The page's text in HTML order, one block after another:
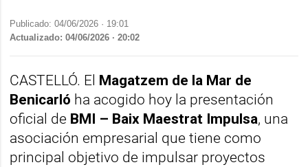
Publicado: 04/06/2026 · 19:01
Actualizado: 04/06/2026 · 20:02
CASTELLÓ. El Magatzem de la Mar de
Benicarló ha acogido hoy la presentación
oficial de BMI – Baix Maestrat Impulsa, una
asociación empresarial que tiene como
principal objetivo de impulsar proyectos